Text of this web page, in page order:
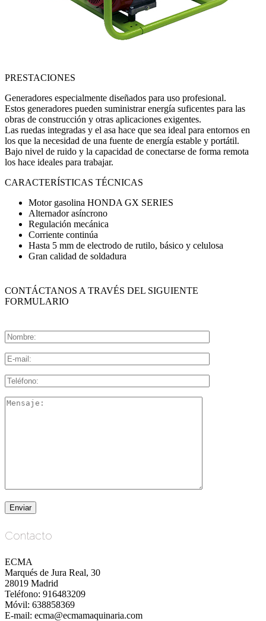
PRESTACIONES
Generadores especialmente diseñados para uso profesional.
Estos generadores pueden suministrar energía suficentes para las
obras de construcción y otras aplicaciones exigentes.
Las ruedas integradas y el asa hace que sea ideal para entornos en
los que la necesidad de una fuente de energía estable y portátil.
Bajo nivel de ruido y la capacidad de conectarse de forma remota
los hace ideales para trabajar.
CARACTERÍSTICAS TÉCNICAS
Motor gasolina HONDA GX SERIES
Alternador asíncrono
Regulación mecánica
Corriente continúa
Hasta 5 mm de electrodo de rutilo, básico y celulosa
Gran calidad de soldadura
CONTÁCTANOS A TRAVÉS DEL SIGUIENTE
FORMULARIO
Contacto
ECMA
Marqués de Jura Real, 30
28019 Madrid
Teléfono: 916483209
Móvil: 638858369
E-mail: ecma@ecmamaquinaria.com